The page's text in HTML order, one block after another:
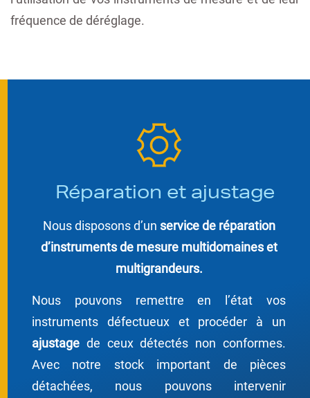
fréquence de déréglage.
Réparation et ajustage
Nous disposons d’un service de réparation
d’instruments de mesure multidomaines et
multigrandeurs.
Nous pouvons remettre en l’état vos
instruments défectueux et procéder à un
ajustage de ceux détectés non conformes.
Avec notre stock important de pièces
détachées, nous pouvons intervenir